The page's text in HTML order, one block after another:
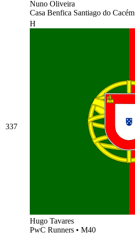
Nuno Oliveira
Casa Benfica Santiago do Cacém
337
H
Hugo Tavares
PwC Runners • M40